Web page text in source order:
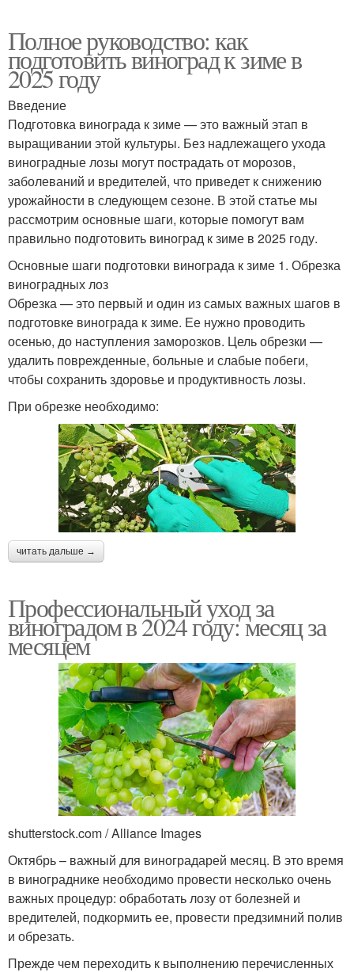
Полное руководство: как
подготовить виноград к зиме в
2025 году
Введение
Подготовка винограда к зиме — это важный этап в
выращивании этой культуры. Без надлежащего ухода
виноградные лозы могут пострадать от морозов,
заболеваний и вредителей, что приведет к снижению
урожайности в следующем сезоне. В этой статье мы
рассмотрим основные шаги, которые помогут вам
правильно подготовить виноград к зиме в 2025 году.
Основные шаги подготовки винограда к зиме 1. Обрезка
виноградных лоз
Обрезка — это первый и один из самых важных шагов в
подготовке винограда к зиме. Ее нужно проводить
осенью, до наступления заморозков. Цель обрезки —
удалить поврежденные, больные и слабые побеги,
чтобы сохранить здоровье и продуктивность лозы.
При обрезке необходимо:
читать дальше →
Профессиональный уход за
виноградом в 2024 году: месяц за
месяцем
shutterstock.com / Alliance Images
Октябрь – важный для виноградарей месяц. В это время
в винограднике необходимо провести несколько очень
важных процедур: обработать лозу от болезней и
вредителей, подкормить ее, провести предзимний полив
и обрезать.
Прежде чем переходить к выполнению перечисленных